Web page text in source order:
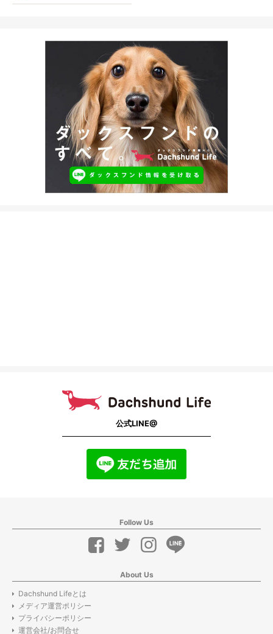
公式LINE@
Follow Us
About Us
Dachshund Lifeとは
メディア運営ポリシー
プライバシーポリシー
運営会社/お問合せ